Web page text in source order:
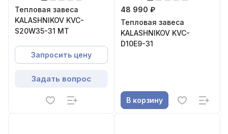
Тепловая завеса
KALASHNIKOV KVC-
S20W35-31 MT
Запросить цену
Задать вопрос
48 990 ₽
Тепловая завеса
KALASHNIKOV KVC-
D10E9-31
В корзину